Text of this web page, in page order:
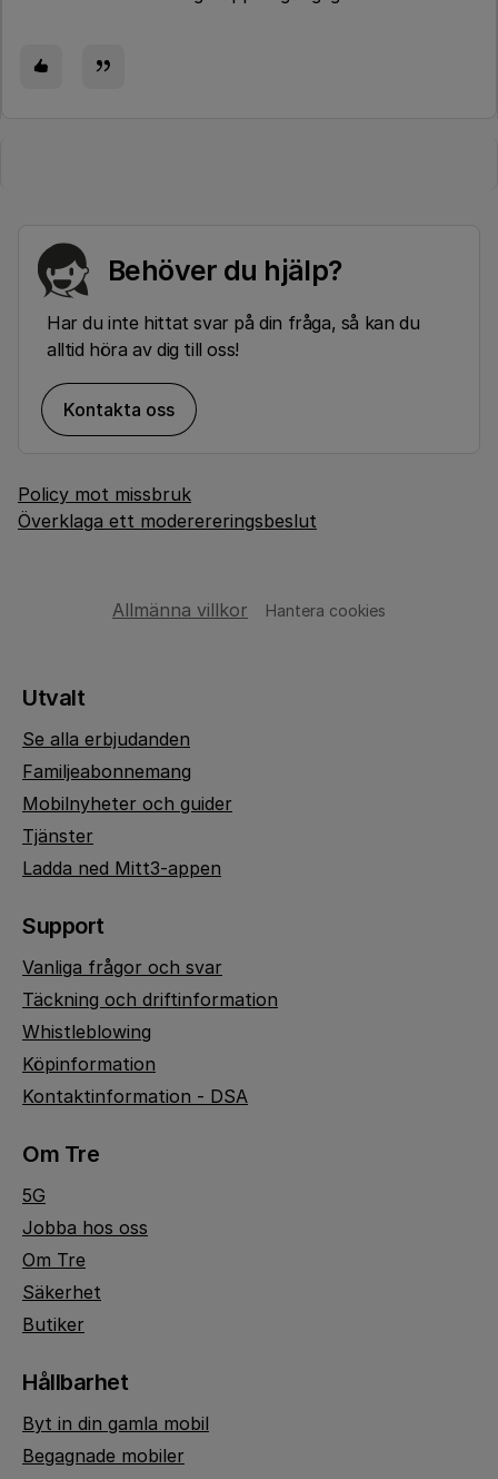
Behöver du hjälp?
Har du inte hittat svar på din fråga, så kan du
alltid höra av dig till oss!
Kontakta oss
Policy mot missbruk
Överklaga ett moderereringsbeslut
Allmänna villkor Hantera cookies
Utvalt
Se alla erbjudanden
Familjeabonnemang
Mobilnyheter och guider
Tjänster
Ladda ned Mitt3-appen
Support
Vanliga frågor och svar
Täckning och driftinformation
Whistleblowing
Köpinformation
Kontaktinformation - DSA
Om Tre
5G
Jobba hos oss
Om Tre
Säkerhet
Butiker
Hållbarhet
Byt in din gamla mobil
Begagnade mobiler